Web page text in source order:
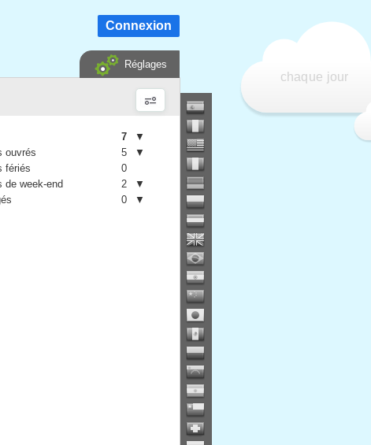
chaque jour
Connexion
Réglages
7
▼
ouvrés
5
▼
fériés
0
de week-end
2
▼
0 ▼